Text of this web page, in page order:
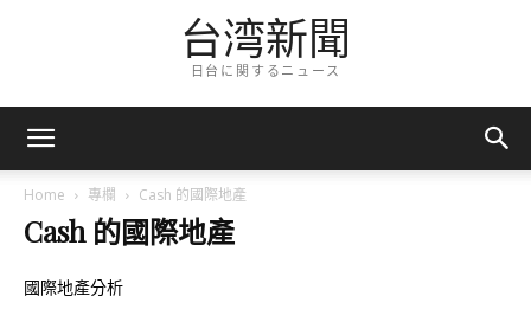
台湾新聞
日台に関するニュース
Home 專欄 Cash 的國際地產
Cash 的國際地產
國際地產分析